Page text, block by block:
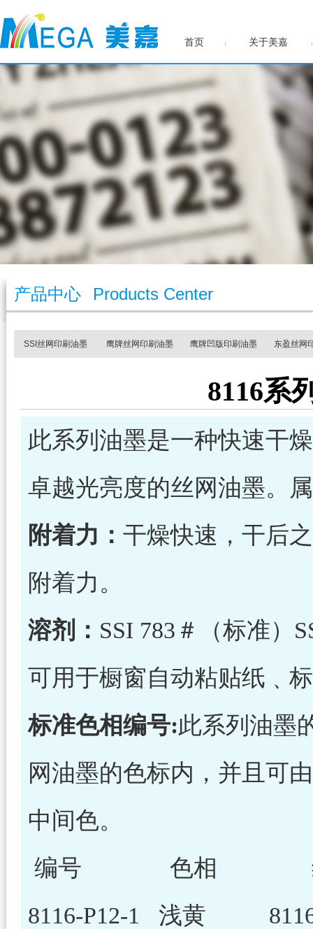
首页 关于美嘉
产品中心 Products Center
SSI丝网印刷油墨 鹰牌丝网印刷油墨 鹰牌凹版印刷油墨 东盈丝网
8116系
此系列油墨是一种快速干
卓越光亮度的丝网油墨。
附着力： 干燥快速，干后
附着力。
溶剂： SSI 783＃（标准）
可用于橱窗自动粘贴纸﹑
标准色相编号:此系列油墨
网油墨的色标内，并且可
中间色。
编号 色相
8116-P12-1 浅黄